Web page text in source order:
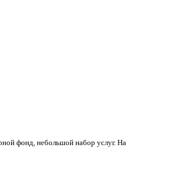
фонд, небольшой набор услуг. На